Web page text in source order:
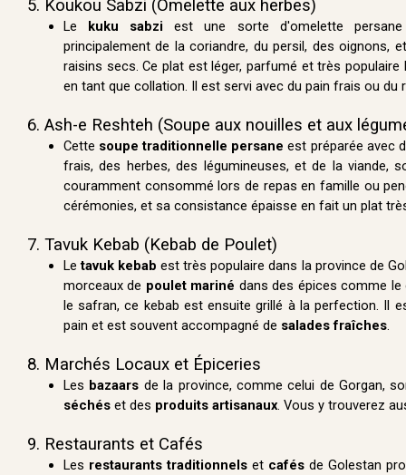
5. Koukou Sabzi (Omelette aux herbes)
Le kuku sabzi est une sorte d'omelette
principalement de la coriandre, du persil, des oignons,
raisins secs. Ce plat est léger, parfumé et très
en tant que collation. Il est servi avec du pain frais ou du
6. Ash-e Reshteh (Soupe aux nouilles et aux
Cette soupe traditionnelle persane est préparée avec
frais, des herbes, des légumineuses, et de la viande,
couramment consommé lors de repas en famille ou
cérémonies, et sa consistance épaisse en fait un plat
7. Tavuk Kebab (Kebab de Poulet)
Letavuk kebab est très populaire dans la province de
morceaux de poulet mariné dans des épices comme
le safran, ce kebab est ensuite grillé à la perfection. Il
pain et est souvent accompagné de salades fraîches.
8. Marchés Locaux et Épiceries
Les bazaars de la province, comme celui de Gorgan,
séchés et des produits artisanaux. Vous y trouverez
9. Restaurants et Cafés
Les restaurants traditionnels et cafés de Golestan